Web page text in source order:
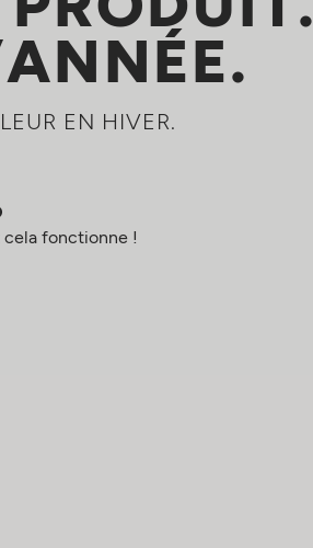
EN HIVER.
fonctionne !